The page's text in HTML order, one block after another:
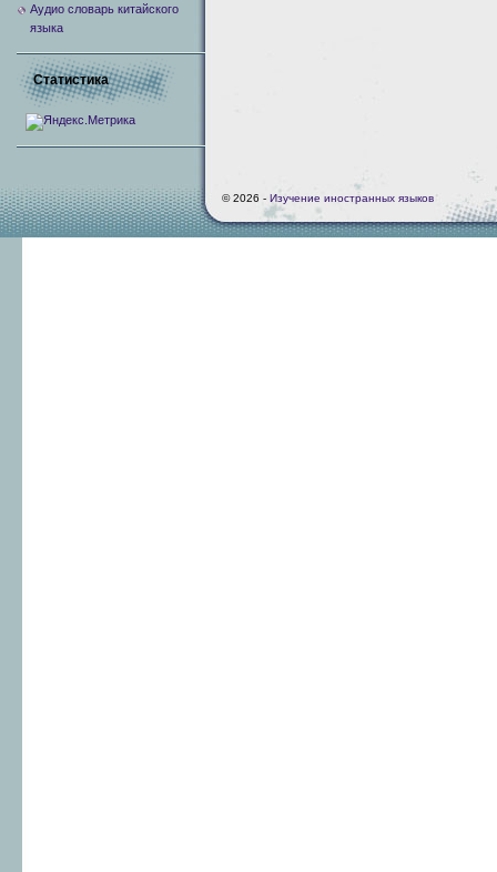
Аудио словарь китайского
языка
Статистика
© 2026 - Изучение иностранных языков